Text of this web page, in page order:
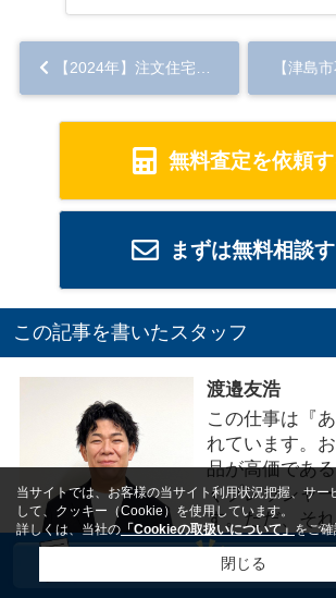
無料査定を依頼
まずは無料相談
この記事を書いたスタッフ
渡邉友浩
この仕事は『
れています。
品が高価であ
くプレッシャ
す。ただ、そ
物件を見つけ
う！！』『早...
当サイトでは、お客様の当サイト利用状況把握、サー
して、クッキー（Cookie）を使用しています。
詳しくは、当社の「Cookieの取扱いについて」をご
閉じる